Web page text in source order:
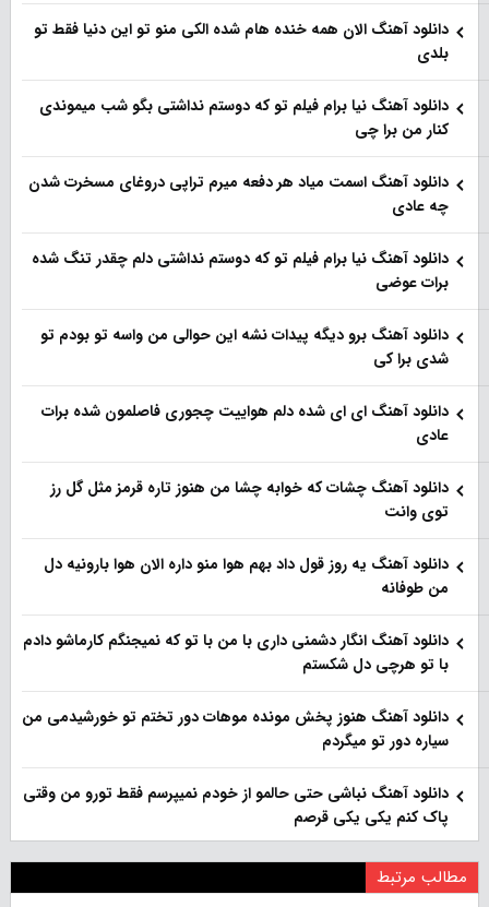
دانلود آهنگ الان همه خنده هام شده الکی منو تو این دنیا فقط تو
بلدی
دانلود آهنگ نیا برام فیلم تو‌ که دوستم نداشتی بگو شب میموندی
کنار من برا چی
دانلود آهنگ اسمت میاد هر دفعه میرم تراپی دروغای مسخرت شدن
چه عادی
دانلود آهنگ نیا برام فیلم تو‌ که دوستم نداشتی دلم چقدر تنگ شده
برات عوضی
دانلود آهنگ برو دیگه پیدات نشه این حوالی من واسه تو‌ بودم تو
شدی برا کی
دانلود آهنگ ای ای شده دلم هواییت چجوری فاصلمون شده برات
عادی
دانلود آهنگ چشات که خوابه چشا من هنوز تاره قرمز مثل گل رز
توی وانت
دانلود آهنگ یه روز قول داد بهم هوا منو داره الان هوا بارونیه دل
من طوفانه
دانلود آهنگ انگار دشمنی داری با من با تو که نمیجنگم کارماشو دادم
با تو هرچی دل شکستم
دانلود آهنگ هنوز پخش مونده موهات دور تختم تو خورشیدمی من
سیاره دور تو میگردم
دانلود آهنگ نباشی حتی حالمو از خودم نمیپرسم فقط تورو من وقتی
پاک کنم یکی یکی قرصم
مطالب مرتبط